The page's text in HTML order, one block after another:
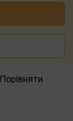
Порівняти